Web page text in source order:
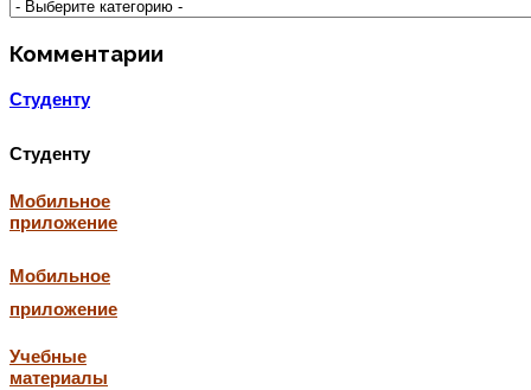
Комментарии
Студенту
Студенту
Мобильное
приложение
Мобильное
приложение
Учебные
материалы